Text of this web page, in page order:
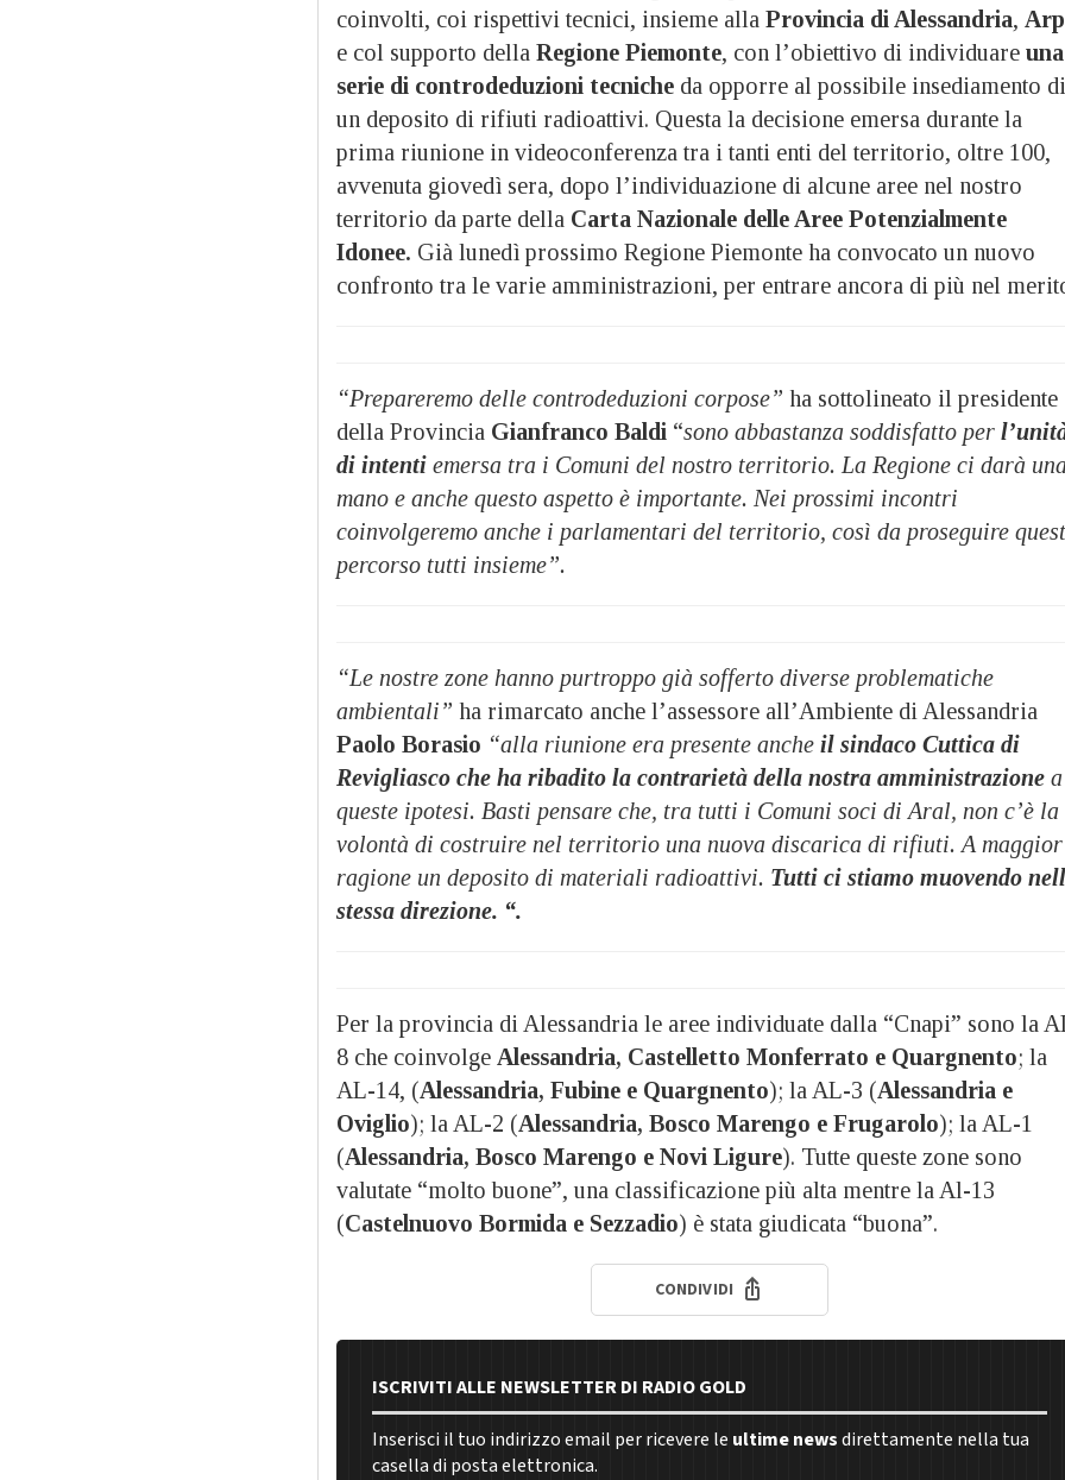
coinvolti, coi rispettivi tecnici, insieme alla Provincia di Alessandria,
e col supporto della Regione Piemonte, con l’obiettivo di individuare una
serie di controdeduzioni tecniche da opporre al possibile insediamento di
un deposito di rifiuti radioattivi. Questa la decisione emersa durante la
prima riunione in videoconferenza tra i tanti enti del territorio, oltre 100,
avvenuta giovedì sera, dopo l’individuazione di alcune aree nel nostro
territorio da parte della Carta Nazionale delle Aree Potenzialmente
Idonee. Già lunedì prossimo Regione Piemonte ha convocato un nuovo
confronto tra le varie amministrazioni, per entrare ancora di più nel
“Prepareremo delle controdeduzioni corpose” ha sottolineato il presidente
della Provincia Gianfranco Baldi “sono abbastanza soddisfatto per
di intenti emersa tra i Comuni del nostro territorio. La Regione ci darà
mano e anche questo aspetto è importante. Nei prossimi incontri
coinvolgeremo anche i parlamentari del territorio, così da proseguire
percorso tutti insieme”.
“Le nostre zone hanno purtroppo già sofferto diverse problematiche
ambientali” ha rimarcato anche l’assessore all’Ambiente di Alessandria
Paolo Borasio “alla riunione era presente anche il sindaco Cuttica di
Revigliasco che ha ribadito la contrarietà della nostra amministrazione a
queste ipotesi. Basti pensare che, tra tutti i Comuni soci di Aral, non c’è la
volontà di costruire nel territorio una nuova discarica di rifiuti. A maggior
ragione un deposito di materiali radioattivi. Tutti ci stiamo muovendo
stessa direzione. “.
Per la provincia di Alessandria le aree individuate dalla “Cnapi” sono la
8 che coinvolge Alessandria, Castelletto Monferrato e Quargnento; la
AL-14, (Alessandria, Fubine e Quargnento); la AL-3 (Alessandria e
Oviglio); la AL-2 (Alessandria, Bosco Marengo e Frugarolo); la AL-1
(Alessandria, Bosco Marengo e Novi Ligure). Tutte queste zone sono
valutate “molto buone”, una classificazione più alta mentre la Al-13
(Castelnuovo Bormida e Sezzadio) è stata giudicata “buona”.
CONDIVIDI
ISCRIVITI ALLE NEWSLETTER DI RADIO GOLD
Inserisci il tuo indirizzo email per ricevere le ultime newsdirettamente nella tua
casella di posta elettronica.